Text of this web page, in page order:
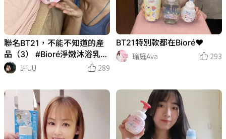
BT21特別款都在Bioré❤️
瑜庭Ava
293
聯名BT21，不能不知道的產
品（3） #Bioré淨嫩沐浴乳系
列
許UU 289